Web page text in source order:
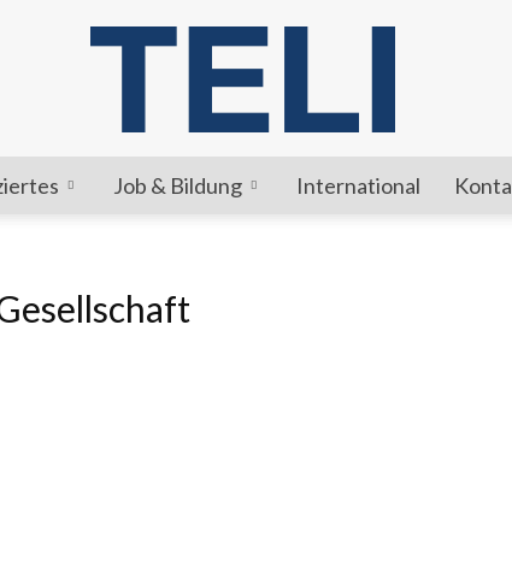
Job & Bildung International